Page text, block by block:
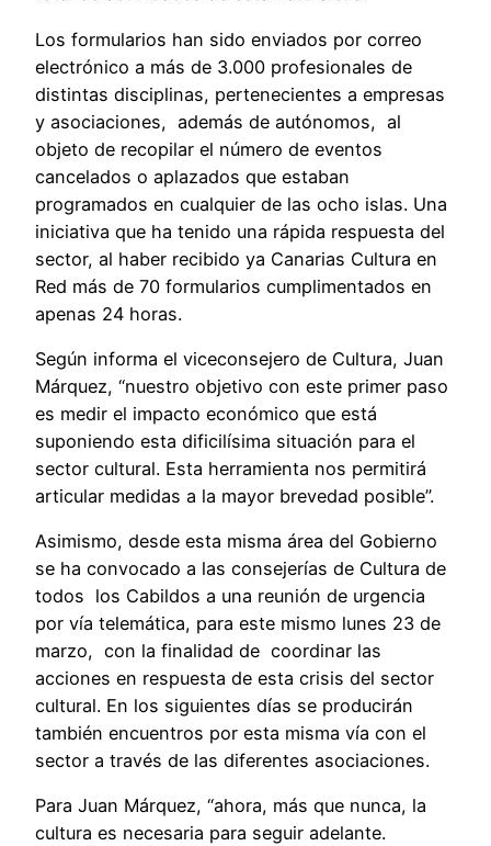
Los formularios han sido enviados por correo
electrónico a más de 3.000 profesionales de
distintas disciplinas, pertenecientes a empresas
y asociaciones, además de autónomos, al
objeto de recopilar el número de eventos
cancelados o aplazados que estaban
programados en cualquier de las ocho islas. Una
iniciativa que ha tenido una rápida respuesta del
sector, al haber recibido ya Canarias Cultura en
Red más de 70 formularios cumplimentados en
apenas 24 horas.
Según informa el viceconsejero de Cultura, Juan
Márquez, “nuestro objetivo con este primer paso
es medir el impacto económico que está
suponiendo esta dificilísima situación para el
sector cultural. Esta herramienta nos permitirá
articular medidas a la mayor brevedad posible”.
Asimismo, desde esta misma área del Gobierno
se ha convocado a las consejerías de Cultura de
todos los Cabildos a una reunión de urgencia
por vía telemática, para este mismo lunes 23 de
marzo, con la finalidad de coordinar las
acciones en respuesta de esta crisis del sector
cultural. En los siguientes días se producirán
también encuentros por esta misma vía con el
sector a través de las diferentes asociaciones.
Para Juan Márquez, “ahora, más que nunca, la
cultura es necesaria para seguir adelante.